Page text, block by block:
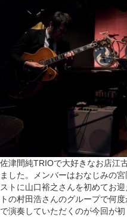
Online Lesson
佐津間純TRIOで大好きなお店江
ました。メンバーはおなじみの
ストに山口裕之さんを初めてお
トの村田浩さんのグループで何
で演奏していただくのが今回が